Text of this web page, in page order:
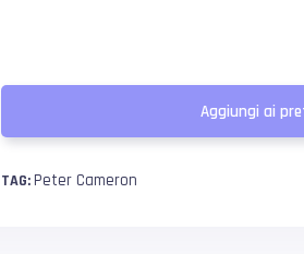
Aggiungi ai
TAG:Peter Cameron